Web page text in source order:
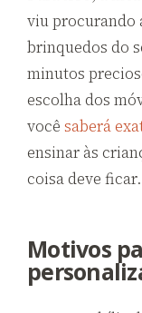
viu procurando
brinquedos do
minutos
escolha dos
você saberá
ensinar às
coisa deve ficar.
Motivos